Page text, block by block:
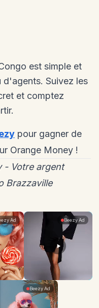
est simple et
d'agents. Suivez les
et comptez
pour gagner de
Orange Money !
- Votre argent
Brazzaville